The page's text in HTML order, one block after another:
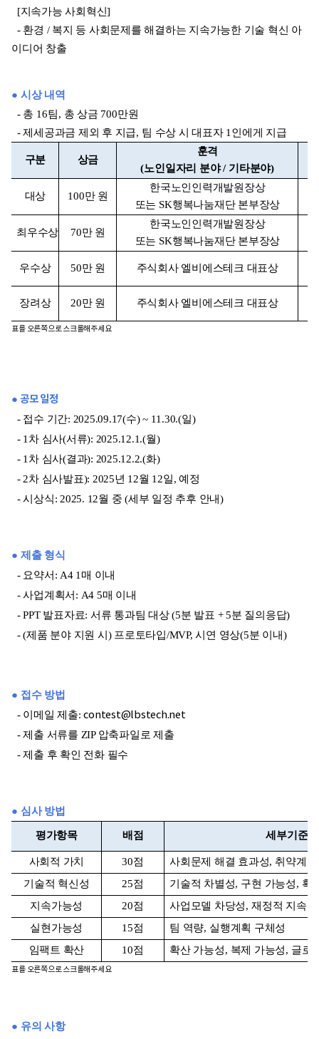
[지속가능 사회혁신]
- 환경 / 복지 등 사회문제를 해결하는 지속가능한 기술 혁신 아
이디어 창출
● 시상 내역
- 총 16팀, 총 상금 700만원
- 제세공과금 제외 후 지급, 팀 수상 시 대표자 1인에게 지급
구분 상금
훈격
(노인일자리 분야/ 기타분야)
대상 100만 원
한국노인인력개발원장상
또는 SK행복나눔재단 본부장상
최우수상 70만 원
한국노인인력개발원장상
또는 SK행복나눔재단 본부장상
우수상 50만 원 주식회사 엘비에스테크 대표상
장려상 20만 원 주식회사 엘비에스테크 대표상
표를 오른쪽으로 스크롤해주세요
● 공모 일정
- 접수 기간: 2025.09.17(수) ~ 11.30.(일)
- 1차 심사(서류): 2025.12.1.(월)
- 1차 심사(결과): 2025.12.2.(화)
- 2차 심사발표): 2025년 12월 12일, 예정
- 시상식: 2025. 12월 중 (세부 일정 추후 안내)
● 제출 형식
- 요약서: A4 1매 이내
- 사업계획서: A4 5매 이내
- PPT 발표자료: 서류 통과팀 대상 (5분 발표 + 5분 질의응답)
- (제품 분야 지원 시) 프로토타입/MVP, 시연 영상(5분 이내)
● 접수 방법
- 이메일 제출:contest@lbstech.net
- 제출 서류를 ZIP 압축파일로 제출
- 제출 후 확인 전화 필수
● 심사 방법
평가항목 배점 세부기준
사회적 가치 30점 사회문제 해결 효과성, 취약계
기술적 혁신성
25점 기술적 차별성, 구현 가능성, 확
지속가능성
20점 사업모델 차당성,재정적 지속성
실현가능성
15점 팀 역량, 실행계획 구체성
임팩트 확산
10점 확산 가능성, 복제 가능성, 글로
표를 오른쪽으로 스크롤해주세요
● 유의 사항